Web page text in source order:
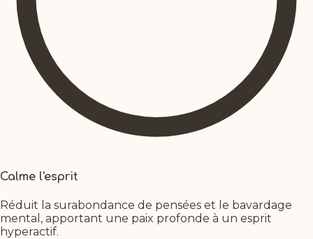
Calme l'esprit
Réduit la surabondance de pensées et le bavardage
mental, apportant une paix profonde à un esprit
hyperactif.